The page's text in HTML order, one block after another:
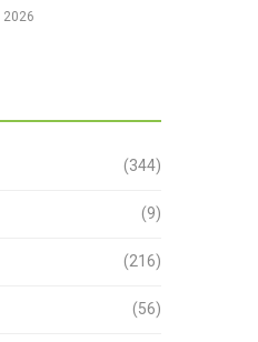
2026
(344)
(9)
(216)
(56)